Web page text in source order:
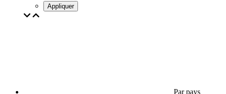
Appliquer
Par pays